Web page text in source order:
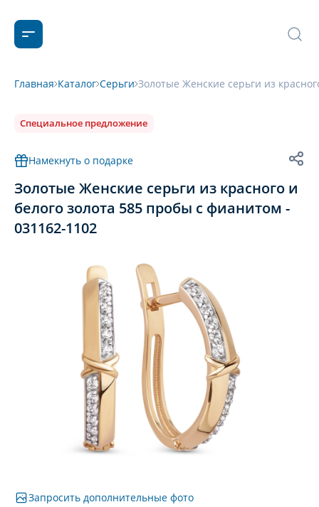
Главная Каталог Серьги Золотые Женские серьги из
Специальное предложение
Намекнуть о подарке
Золотые Женские серьги из красного и
белого золота 585 пробы с фианитом -
031162-1102
Запросить дополнительные фото